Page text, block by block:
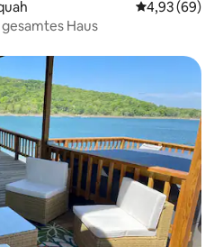
4,93 (69)
gesamtes Haus